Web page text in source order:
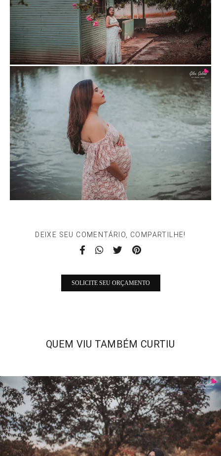
DEIXE SEU COMENTÁRIO, COMPARTILHE!
SOLICITE SEU ORÇAMENTO
QUEM VIU TAMBÉM CURTIU